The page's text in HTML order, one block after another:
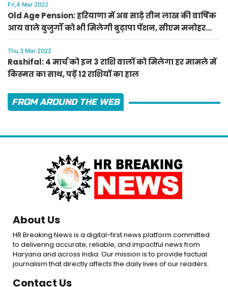
Fri,4 Mar 2022
Old Age Pension: हरियाणा में अब साढ़े तीन लाख की वार्षिक
आय वाले बुजुर्गों को भी मिलेगी बुढ़ापा पेंशन, सीएम मनोहर
लाल का ऐलान
Thu,3 Mar 2022
Rashifal: 4 मार्च को इन 3 राशि वालों को मिलेगा हर मामले में
किस्मत का साथ, पढ़ें 12 राशियों का हाल
FROM AROUND THE WEB
About Us
HR Breaking News is a digital-first news platform committed
to delivering accurate, reliable, and impactful news from
Haryana and across India. Our mission is to provide factual
journalism that directly affects the daily lives of our readers.
Contact Us